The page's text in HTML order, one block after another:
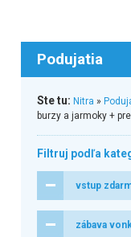
Podujatia
Ste tu: Nitra »
burzy a jarmoky +
Filtruj podľa
vstup
zábava